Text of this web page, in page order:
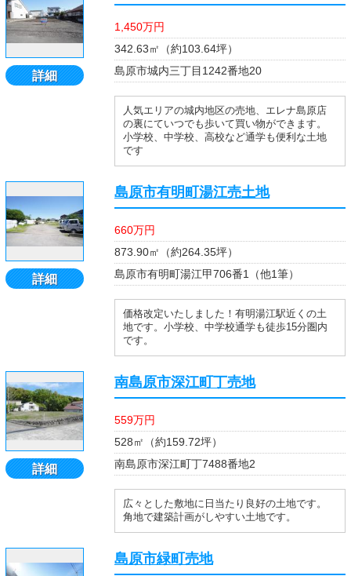
詳細
1,450万円
342.63㎡（約103.64坪）
島原市城内三丁目1242番地20
人気エリアの城内地区の売地、エレナ島原店
の裏にていつでも歩いて買い物ができます。
小学校、中学校、高校など通学も便利な土地
です
詳細
島原市有明町湯江売土地
660万円
873.90㎡（約264.35坪）
島原市有明町湯江甲706番1（他1筆）
価格改定いたしました！有明湯江駅近くの土
地です。小学校、中学校通学も徒歩15分圏内
です。
詳細
南島原市深江町丁売地
559万円
528㎡（約159.72坪）
南島原市深江町丁7488番地2
広々とした敷地に日当たり良好の土地です。
角地で建築計画がしやすい土地です。
島原市緑町売地